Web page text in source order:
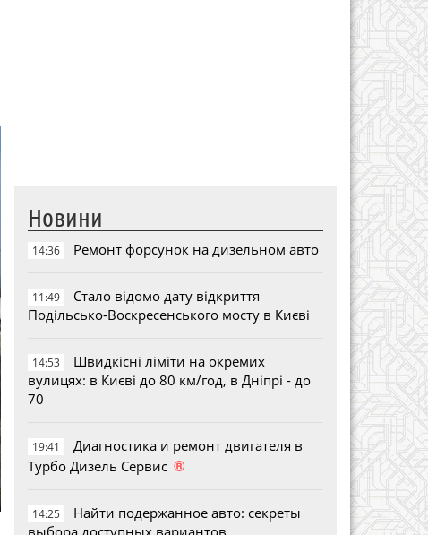
Новини
14:36 Ремонт форсунок на дизельном авто
11:49
Стало відомо дату відкриття
Подільсько-Воскресенського мосту в Києві
14:53
Швидкісні ліміти на окремих
вулицях: в Києві до 80 км/год, в Дніпрі - до
70
19:41
Диагностика и ремонт двигателя в
Турбо Дизель Сервис ®
14:25
Найти подержанное авто: секреты
выбора доступных вариантов